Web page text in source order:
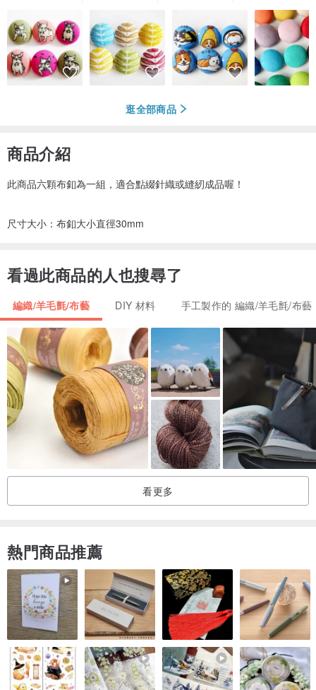
逛全部商品
商品介紹
此商品六顆布釦為一組，適合點綴針織或縫紉成品喔！
尺寸大小：布釦大小直徑30mm
看過此商品的人也搜尋了
編織/羊毛氈/布藝 DIY 材料 手工製作的 編織/羊毛氈/布藝
看更多
熱門商品推薦